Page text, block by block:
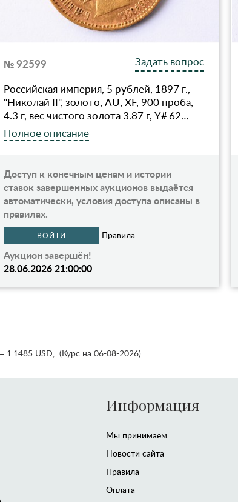
№ 92599
Задать вопрос
Российская империя, 5 рублей, 1897 г.,
"Николай II", золото, AU, XF, 900 проба,
4.3 г, вес чистого золота 3.87 г, Y# 62…
Полное описание
Доступ к конечным ценам и истории
ставок завершенных аукционов выдаётся
автоматически, условия доступа описаны в
правилах.
ВОЙТИ Правила
Аукцион завершён!
28.06.2026 21:00:00
1.1485 USD (Курс на 06-08-2026)
Информация
Мы принимаем
Новости сайта
Правила
Оплата